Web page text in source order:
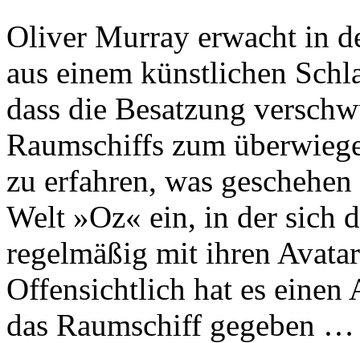
Oliver Murray erwacht in
aus einem künstlichen
dass die Besatzung
Raumschiffs zum
zu erfahren, was
Welt »Oz« ein, in der sich
regelmäßig mit ihren
Offensichtlich hat es
das Raumschiff gegeben …